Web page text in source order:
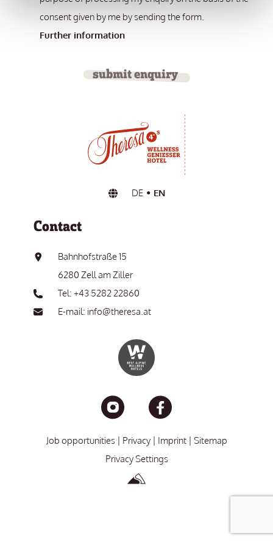
consent given by me by sending the form.
Further information
submit enquiry
DE EN
Contact
Bahnhofstraße 15
6280 Zell am Ziller
Tel: +43 5282 22860
E-mail: info@theresa.at
Job opportunities Privacy Imprint
Sitemap
Privacy Settings